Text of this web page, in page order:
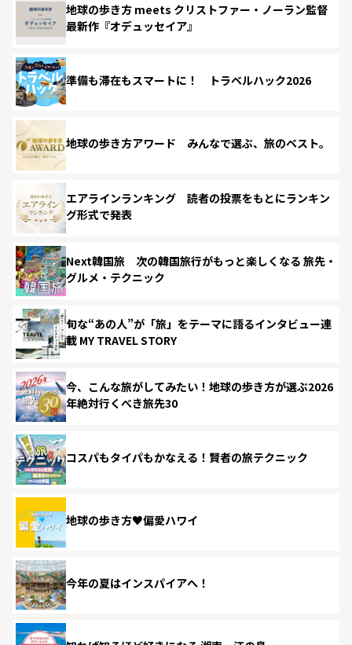
地球の歩き方 meets クリストファー・ノーラン監督
最新作『オデュッセイア』
準備も滞在もスマートに！ トラベルハック2026
地球の歩き方アワード みんなで選ぶ、旅のベスト。
エアラインランキング 読者の投票をもとにランキン
グ形式で発表
Next韓国旅 次の韓国旅行がもっと楽しくなる 旅先・
グルメ・テクニック
旬な“あの人”が「旅」をテーマに語るインタビュー連
載 MY TRAVEL STORY
今、こんな旅がしてみたい！地球の歩き方が選ぶ2026
年絶対行くべき旅先30
コスパもタイパもかなえる！賢者の旅テクニック
地球の歩き方♥偏愛ハワイ
今年の夏はインスパイアへ！